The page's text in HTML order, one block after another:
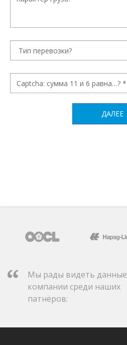
ДАЛЕЕ
Мы рады видеть данные
компании среди наших
патнёров: